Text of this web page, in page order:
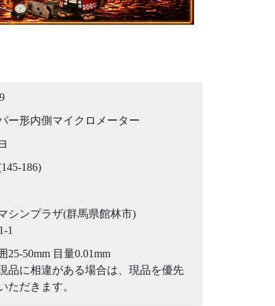
ー形内側マイクロメーター
186)
シンプラザ(群馬県館林市)
1
25-50mm 目量0.01mm
品に相違がある場合は、現品を優先
ただきます。